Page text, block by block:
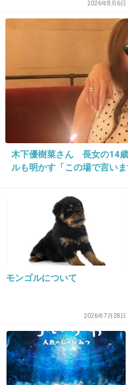
同社は、韓国の大手
本法人で、訪日観光
っている。
初めて聞いた会社だ
2件の返信
2021/05/03(月) 15:16:16
>>18
アットホームな会社で
23. 匿名 2021/05/03(月) 15:16:18
2026年8月6日
木下優樹菜さん 長女の14
ルも明かす「この場で言いま
モンゴルについて
2026年7月28日